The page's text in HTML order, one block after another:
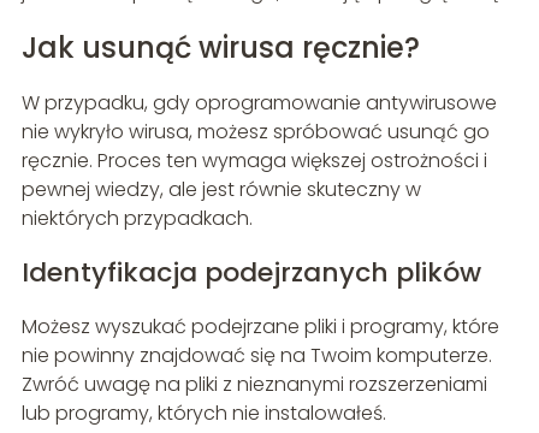
Jak usunąć wirusa ręcznie?
W przypadku, gdy oprogramowanie antywirusowe
nie wykryło wirusa, możesz spróbować usunąć go
ręcznie. Proces ten wymaga większej ostrożności i
pewnej wiedzy, ale jest równie skuteczny w
niektórych przypadkach.
Identyfikacja podejrzanych plików
Możesz wyszukać podejrzane pliki i programy, które
nie powinny znajdować się na Twoim komputerze.
Zwróć uwagę na pliki z nieznanymi rozszerzeniami
lub programy, których nie instalowałeś.